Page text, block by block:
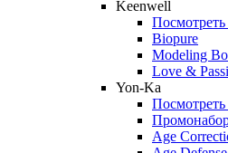
Keenwell
Biopure
Modeling
Love &
Yon-Ka
Age